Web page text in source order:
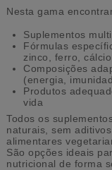
Nesta gama
Suplementos
Fórmulas
zinco, ferro,
Composições
(energia,
Produtos
vida
Todos os
naturais, sem
alimentares
São opções ideais
nutricional de forma